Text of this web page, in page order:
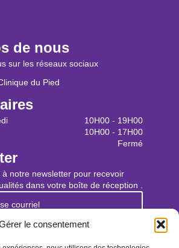
le consentement
de nous
sur les réseaux sociaux
du Pied
10H00 - 19H00
10H00 - 17H00
Fermé
notre newsletter pour recevoir
dans votre boîte de réception .